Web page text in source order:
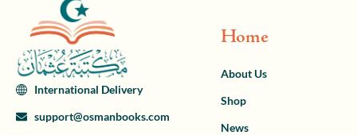
International Delivery
support@osmanbooks.com
Home
About Us
Shop
News